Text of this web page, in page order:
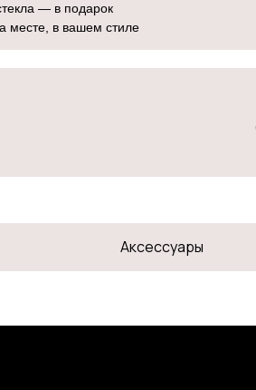
— в подарок
месте, в вашем стиле
Аксессуары